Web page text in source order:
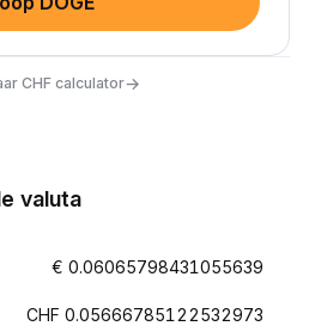
CHF calculator→
valuta
€ 0.06065798431055639
CHF 0.05666785122532973